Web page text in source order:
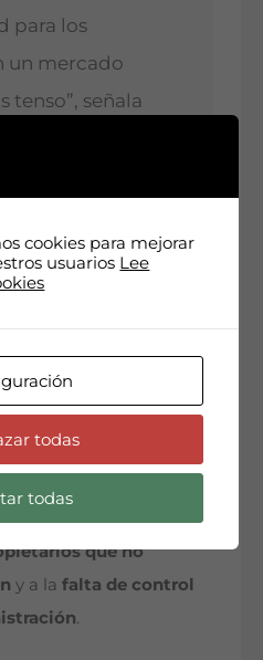
para los
un mercado
tenso”, señala
el precio real
sí
denuncia
Inquilinasapuntan
que no
y a la falta de control
.
cookies para mejorar
usuarios Lee
todas
todas